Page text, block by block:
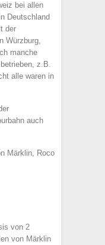
bei allen
Deutschland
der
Würzburg,
manche
z.B.
alle waren in
auch
Märklin, Roco
von 2
von Märklin